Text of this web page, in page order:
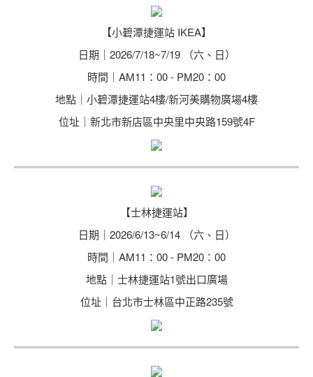
【小碧潭捷運站 IKEA】
日期｜2026/7/18~7/19 （六、日）
時間｜AM11：00 - PM20：00
地點｜小碧潭捷運站4樓/新河美購物廣場4樓
位址｜新北市新店區中央里中央路159號4F
【士林捷運站】
日期｜2026/6/13~6/14 （六、日）
時間｜AM11：00 - PM20：00
地點｜士林捷運站1號出口廣場
位址｜台北市士林區中正路235號